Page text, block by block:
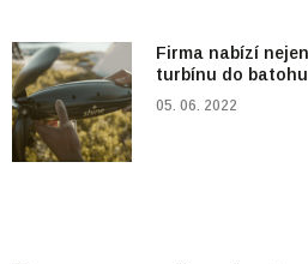
Firma nabízí
turbínu do batohu
05. 06. 2022